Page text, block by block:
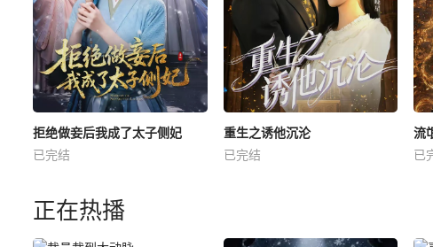
拒绝做妾后我成了太子侧妃
已完结
重生之诱他沉沦
已完结
流
已
正在热播